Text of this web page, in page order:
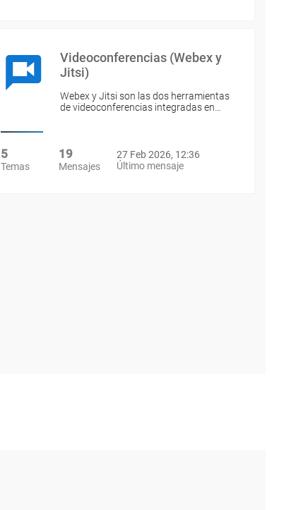
Videoconferencias (Webex y
Jitsi)
Webex y Jitsi son las dos herramientas
de videoconferencias integradas en…
5
Temas
19
Mensajes
27 Feb 2026, 12:36
Último mensaje